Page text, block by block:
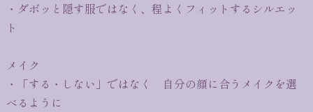
・ダボッと隠す服ではなく、程よくフィットするシルエッ
ト
メイク
・「する・しない」ではなく 自分の顔に合うメイクを選
べるように